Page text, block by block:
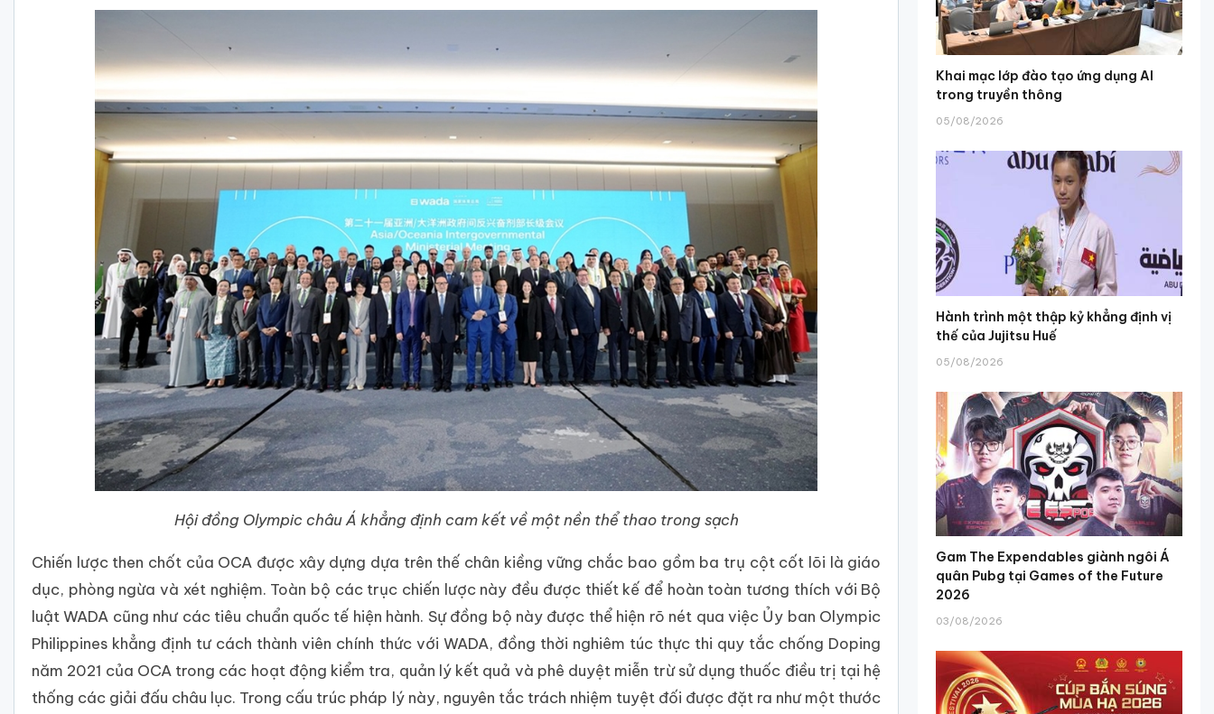
Hội đồng Olympic châu Á khẳng định cam kết về một nền thể thao trong sạch
Chiến lược then chốt của OCA được xây dựng dựa trên thế chân kiềng vững chắc bao gồm ba trụ cột cốt lõi là giáo
dục, phòng ngừa và xét nghiệm. Toàn bộ các trục chiến lược này đều được thiết kế để hoàn toàn tương thích với Bộ
luật WADA cũng như các tiêu chuẩn quốc tế hiện hành. Sự đồng bộ này được thể hiện rõ nét qua việc Ủy ban Olympic
Philippines khẳng định tư cách thành viên chính thức với WADA, đồng thời nghiêm túc thực thi quy tắc chống Doping
năm 2021 của OCA trong các hoạt động kiểm tra, quản lý kết quả và phê duyệt miễn trừ sử dụng thuốc điều trị tại hệ
thống các giải đấu châu lục. Trong cấu trúc pháp lý này, nguyên tắc trách nhiệm tuyệt đối được đặt ra như một thước
Khai mạc lớp đào tạo ứng dụng AI
trong truyền thông
05/08/2026
Hành trình một thập kỷ khẳng định vị
thế của Jujitsu Huế
05/08/2026
Gam The Expendables giành ngôi Á
quân Pubg tại Games of the Future
2026
03/08/2026